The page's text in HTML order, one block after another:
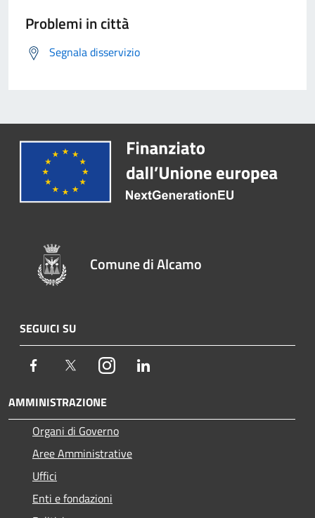
Problemi in città
Segnala disservizio
Comune di Alcamo
SEGUICI SU
Facebook TwitterInstagram
AMMINISTRAZIONE
Organi di Governo
Aree Amministrative
Uffici
Enti e fondazioni